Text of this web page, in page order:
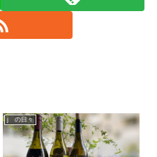
j の日々